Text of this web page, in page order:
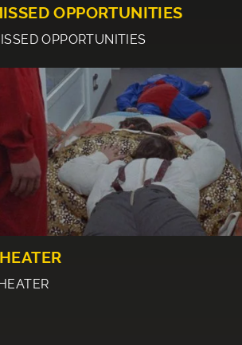
OPPORTUNITIES
OPPORTUNITIES